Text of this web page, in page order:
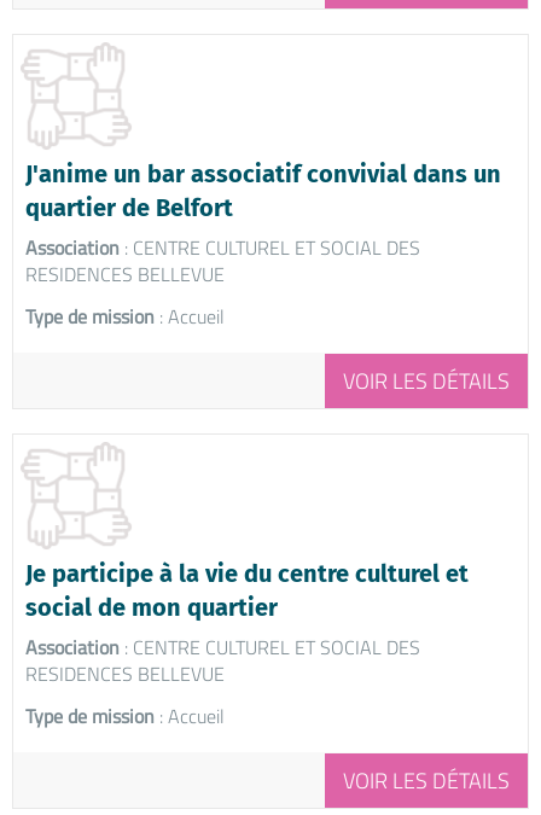
J'anime un bar associatif convivial dans un
quartier de Belfort
Association : CENTRE CULTUREL ET SOCIAL DES
RESIDENCES BELLEVUE
Type de mission : Accueil
VOIR LES DÉTAILS
Je participe à la vie du centre culturel et
social de mon quartier
Association : CENTRE CULTUREL ET SOCIAL DES
RESIDENCES BELLEVUE
Type de mission : Accueil
VOIR LES DÉTAILS